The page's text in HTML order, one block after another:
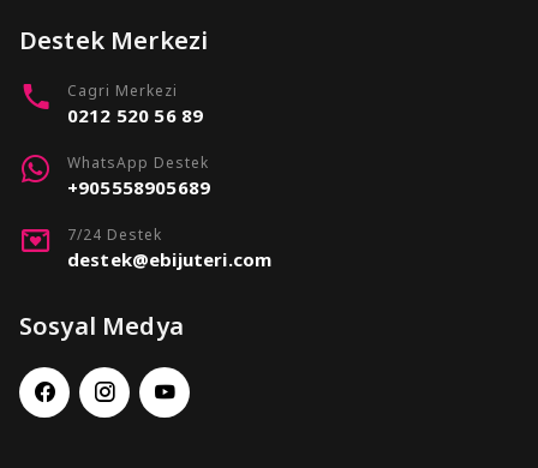
Destek Merkezi
Cagri Merkezi
0212 520 56 89
WhatsApp Destek
+905558905689
7/24 Destek
destek@ebijuteri.com
Sosyal Medya